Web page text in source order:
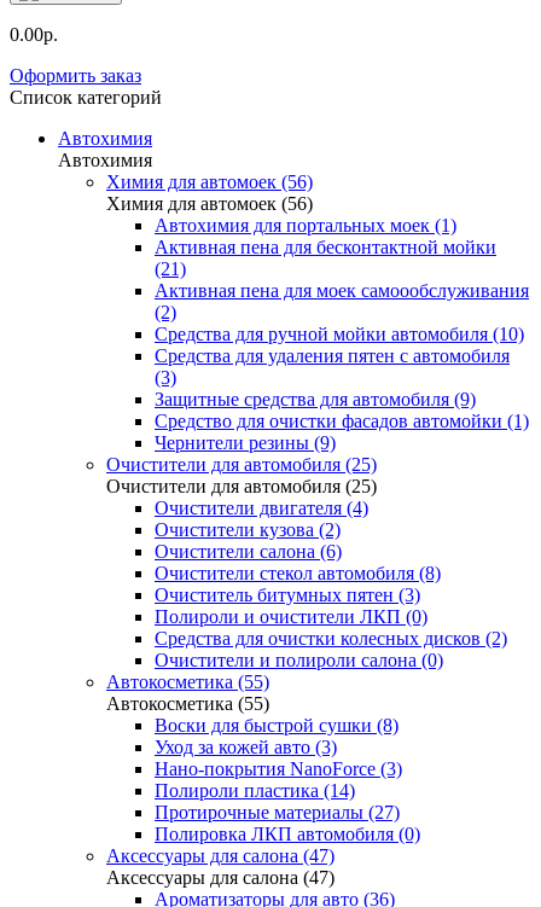
0.00р.
Оформить заказ
Список категорий
Автохимия
Автохимия
Химия для автомоек (56)
Химия для автомоек (56)
Автохимия для портальных моек (1)
Активная пена для бесконтактной мойки
(21)
Активная пена для моек самоообслуживания
(2)
Средства для ручной мойки автомобиля (10)
Средства для удаления пятен с автомобиля
(3)
Защитные средства для автомобиля (9)
Средство для очистки фасадов автомойки (1)
Чернители резины (9)
Очистители для автомобиля (25)
Очистители для автомобиля (25)
Очистители двигателя (4)
Очистители кузова (2)
Очистители салона (6)
Очистители стекол автомобиля (8)
Очиститель битумных пятен (3)
Полироли и очистители ЛКП (0)
Средства для очистки колесных дисков (2)
Очистители и полироли салона (0)
Автокосметика (55)
Автокосметика (55)
Воски для быстрой сушки (8)
Уход за кожей авто (3)
Нано-покрытия NanoForce (3)
Полироли пластика (14)
Протирочные материалы (27)
Полировка ЛКП автомобиля (0)
Аксессуары для салона (47)
Аксессуары для салона (47)
Ароматизаторы для авто (36)